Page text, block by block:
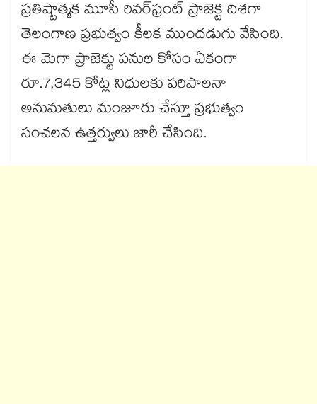
ప్రతిష్టాత్మక మూసీ రివర్‌ఫ్రంట్ ప్రాజెక్ట దిశగా
తెలంగాణ ప్రభుత్వం కీలక ముందడుగు వేసింది.
ఈ మెగా ప్రాజెక్టు పనుల కోసం ఏకంగా
రూ.7,345 కోట్ల నిధులకు పరిపాలనా
అనుమతులు మంజూరు చేస్తూ ప్రభుత్వం
సంచలన ఉత్తర్వులు జారీ చేసింది.